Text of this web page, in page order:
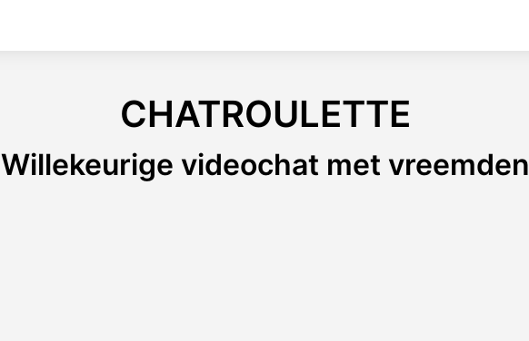
CHATROULETTE
Willekeurige videochat met vreemden